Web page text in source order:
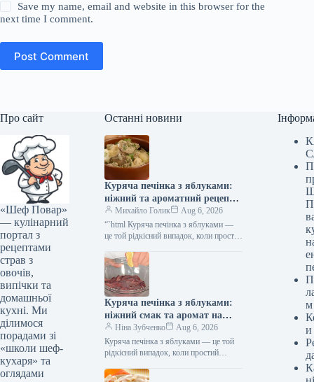
Save my name, email and website in this browser for the
next time I comment.
Post Comment
Про сайт
«Шеф Повар»
— кулінарний
портал з
рецептами
страв з
овочів,
випічки та
домашньої
кухні. Ми
ділимося
порадами зі
«школи шеф-
кухаря» та
оглядами
Останні новини
Куряча печінка з яблуками:
ніжний та ароматний рецепт з
покроковими фото
Михайло Голик
Aug 6, 2026
“`html Куряча печінка з яблуками —
це той рідкісний випадок, коли простий
ресторанну страву завдяки
правильному поєднанню…
Куряча печінка з яблуками:
ніжний смак та аромат на
вашому столі
Ніна Зубченко
Aug 6, 2026
Куряча печінка з яблуками — це той
рідкісний випадок, коли простий
ресторанну страву завдяки вдалому
м
и